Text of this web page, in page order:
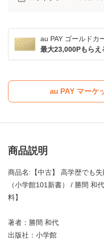
au PAY ゴールドカ
最大23,000Pもら
au PAY マーケ
商品説明
商品名:【中古】 高学歴でも
（小学館101新書） / 勝間 和
料】
著者：勝間 和代
出版社：小学館